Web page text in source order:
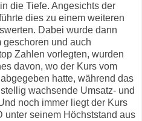
die Tiefe. Angesichts der
dies zu einem weiteren
Dabei wurde dann
und auch
Zahlen vorlegten, wurden
davon, wo der Kurs vom
hatte, während das
wachsende Umsatz- und
noch immer liegt der Kurs
unter seinem Höchststand aus